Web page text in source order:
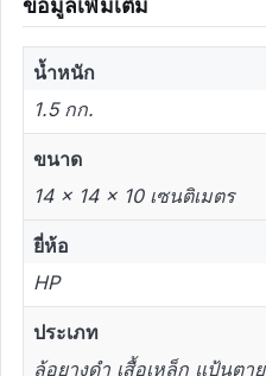
น้ำหนัก
1.5 กก.
ขนาด
14 × 14 × 10 เซนติเมตร
ยี่ห้อ
HP
ประเภท
ล้อยางดำ เสื้อเหล็ก แป้นตาย